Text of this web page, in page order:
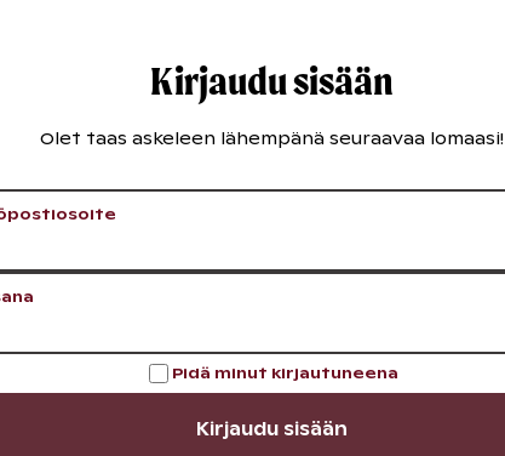
Kirjaudu sisään
Olet taas askeleen lähempänä seuraavaa lomaasi!
Pidä minut kirjautuneena
Kirjaudu sisään